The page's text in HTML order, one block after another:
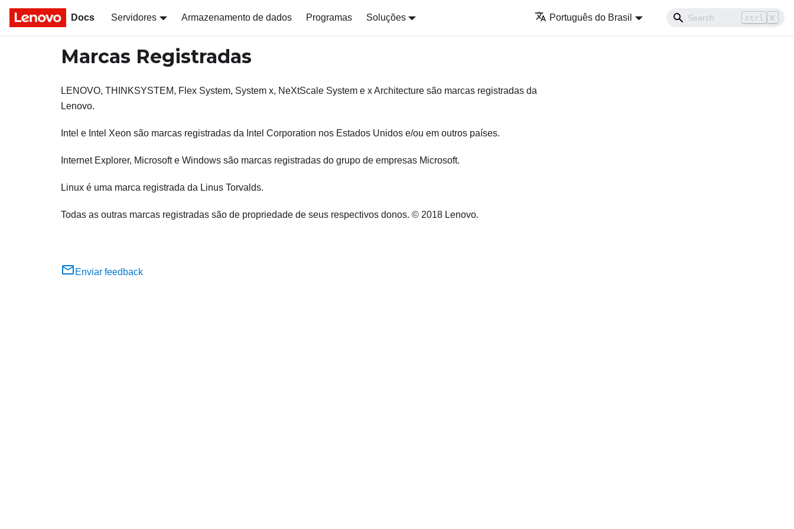
Docs Servidores Armazenamento de dados Programas Soluções Português do Brasil ctrl K
Marcas Registradas
LENOVO, THINKSYSTEM, Flex System, System x, NeXtScale System e x Architecture são marcas registradas da
Lenovo.
Intel e Intel Xeon são marcas registradas da Intel Corporation nos Estados Unidos e/ou em outros países.
Internet Explorer, Microsoft e Windows são marcas registradas do grupo de empresas Microsoft.
Linux é uma marca registrada da Linus Torvalds.
Todas as outras marcas registradas são de propriedade de seus respectivos donos. © 2018 Lenovo.
Enviar feedback